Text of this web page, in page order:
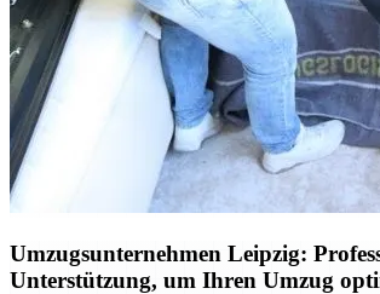
Umzugsunternehmen Leipzig:
Unterstützung, um Ihren Umzug